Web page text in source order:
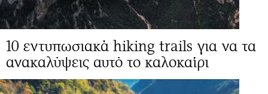
10 εντυπωσιακά hiking trails για να τα
ανακαλύψεις αυτό το καλοκαίρι